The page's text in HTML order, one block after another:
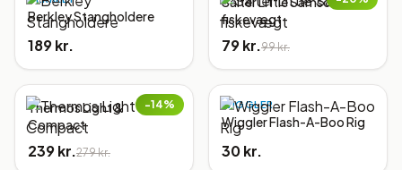
Berkley Stangholdere
189 kr.
fiskevægt
79 kr.99 kr.
−14%
Thermos Light &
Compact
239 kr.279 kr.
WIGGLER
Wiggler Flash-A-Boo Rig
30 kr.